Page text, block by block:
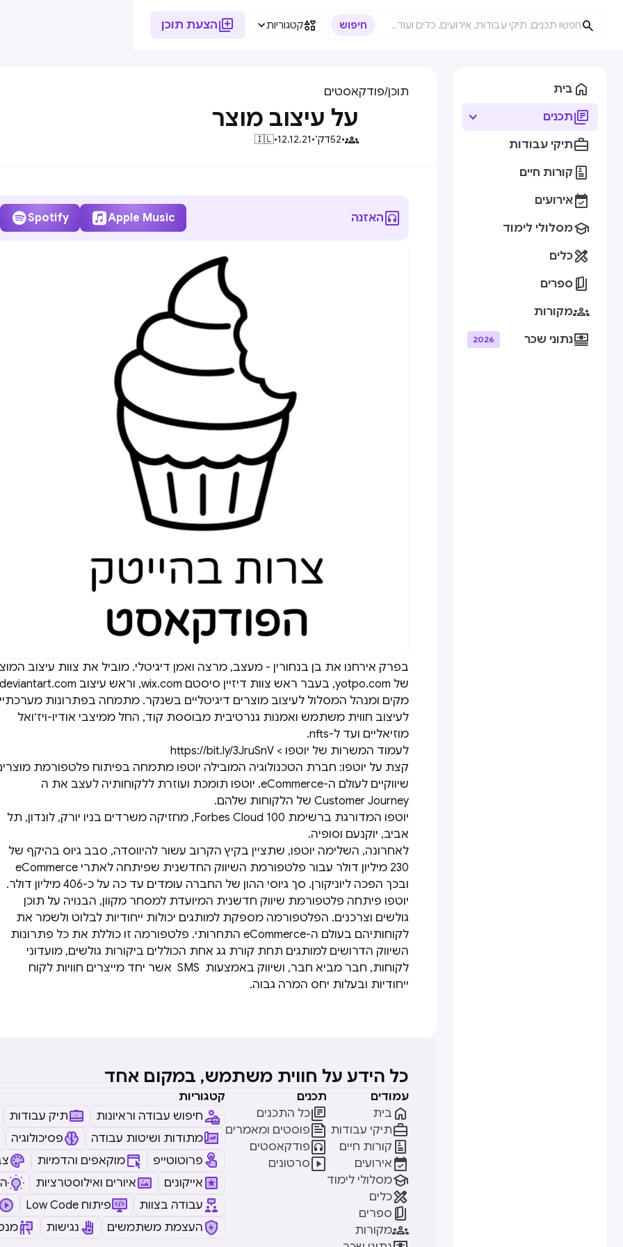

קטגוריות הצעת תוכן
 בית
תכנים
תיקי עבודות
 קורות חיים
אירועים
מסלולי לימוד
כלים
 ספרים
מקורות
נתוני שכר 2026
תוכן/פודקאסטים
על עיצוב מוצר

•
52דק׳•
12.12.21
•
🇮🇱
האזנה Apple Music

Spotify

בפרק אירחנו את בן בנחורין - מעצב, מרצה ואמן דיגיטלי. מוביל את צוות עיצוב
מקים ומנהל המסלול לעיצוב מוצרים דיגיטליים בשנקר. מתמחה בפתרונות
לעיצוב חווית משתמש ואמנות גנרטיבית מבוססת קוד, החל ממיצבי אודיו-ויז׳ואל
מוזיאליים ועד ל-nfts.
לעמוד המשרות של יוטפו > https://bit.ly/3JruSnV
קצת על יוטפו: חברת הטכנולוגיה המובילה יוטפו מתמחה בפיתוח פלטפורמת
שיווקיים לעולם ה-eCommerce. יוטפו תומכת ועוזרת ללקוחותיה לעצב את ה
Customer Journey של הלקוחות שלהם.
יוטפו המדורגת ברשימת Forbes Cloud 100, מחזיקה משרדים בניו יורק, לונדון, תל
אביב, יוקנעם וסופיה.
לאחרונה, השלימה יוטפו, שתציין בקיץ הקרוב עשור להיווסדה, סבב גיוס בהיקף של
230 מיליון דולר עבור פלטפורמת השיווק החדשנית שפיתחה לאתרי eCommerce
ובכך הפכה ליוניקורן. סך גיוסי ההון של החברה עומדים עד כה על כ-406 מיליון דולר.
יוטפו פיתחה פלטפורמת שיווק חדשנית המיועדת למסחר מקוון, הבנויה על תוכן
גולשים וצרכנים. הפלטפורמה מספקת למותגים יכולות ייחודיות לבלוט ולשמר את
לקוחותיהם בעולם ה-eCommerce התחרותי. פלטפורמה זו כוללת את כל פתרונות
השיווק הדרושים למותגים תחת קורת גג אחת הכוללים ביקורות גולשים, מועדוני
לקוחות, חבר מביא חבר, ושיווק באמצעות SMS אשר יחד מייצרים חוויות לקוח
ייחודיות ובעלות יחס המרה גבוה.
כל הידע על חווית משתמש, במקום אחד
עמודים
בית 
תיקי עבודות
קורות חיים 
אירועים 
מסלולי לימוד
כלים
ספרים 
מקורות
תכנים
כל התכנים
פוסטים ומאמרים
פודקאסטים
סרטונים
קטגוריות
חיפוש עבודה וראיונות
תיק עבודות
מתודות ושיטות עבודה
פסיכולוגיה
פרוטוטייפ
מוקאפים והדמיות
אייקונים
איורים ואילוסטרציות
עבודה בצוות
Low Code פיתוח
העצמת משתמשים
נגישות